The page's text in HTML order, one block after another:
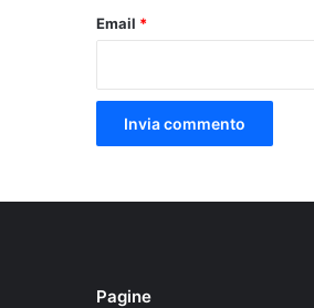
Email *
Pagine